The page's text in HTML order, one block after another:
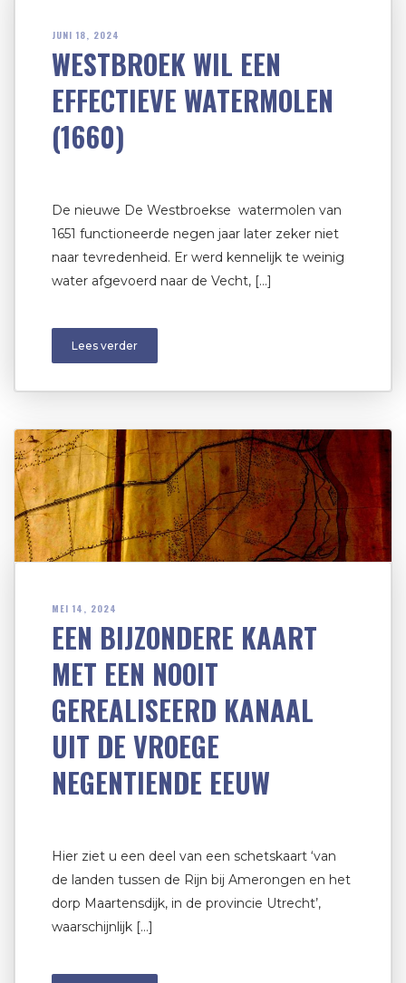
JUNI 18, 2024
WESTBROEK WIL EEN
EFFECTIEVE WATERMOLEN
(1660)
De nieuwe De Westbroekse watermolen van
1651 functioneerde negen jaar later zeker niet
naar tevredenheid. Er werd kennelijk te weinig
water afgevoerd naar de Vecht, […]
Lees verder
MEI 14, 2024
EEN BIJZONDERE KAART
MET EEN NOOIT
GEREALISEERD KANAAL
UIT DE VROEGE
NEGENTIENDE EEUW
Hier ziet u een deel van een schetskaart ‘van
de landen tussen de Rijn bij Amerongen en het
dorp Maartensdijk, in de provincie Utrecht’,
waarschijnlijk […]